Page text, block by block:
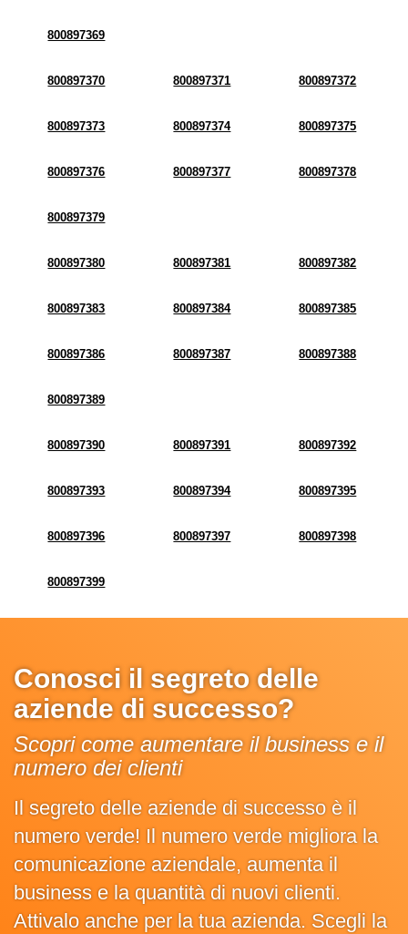
800897369
800897370 800897371 800897372
800897373 800897374 800897375
800897376 800897377 800897378
800897379
800897380 800897381 800897382
800897383 800897384 800897385
800897386 800897387 800897388
800897389
800897390 800897391 800897392
800897393 800897394 800897395
800897396 800897397 800897398
800897399
Conosci il segreto delle
aziende di successo?
Scopri come aumentare il business e il
numero dei clienti
Il segreto delle aziende di successo è il
numero verde! Il numero verde migliora la
comunicazione aziendale, aumenta il
business e la quantità di nuovi clienti.
Attivalo anche per la tua azienda. Scegli la